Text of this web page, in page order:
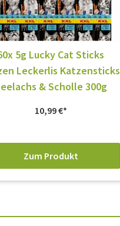
5g Lucky Cat Sticks
Leckerlis Katzensticks
& Scholle 300g
10,99€
Zum Produkt